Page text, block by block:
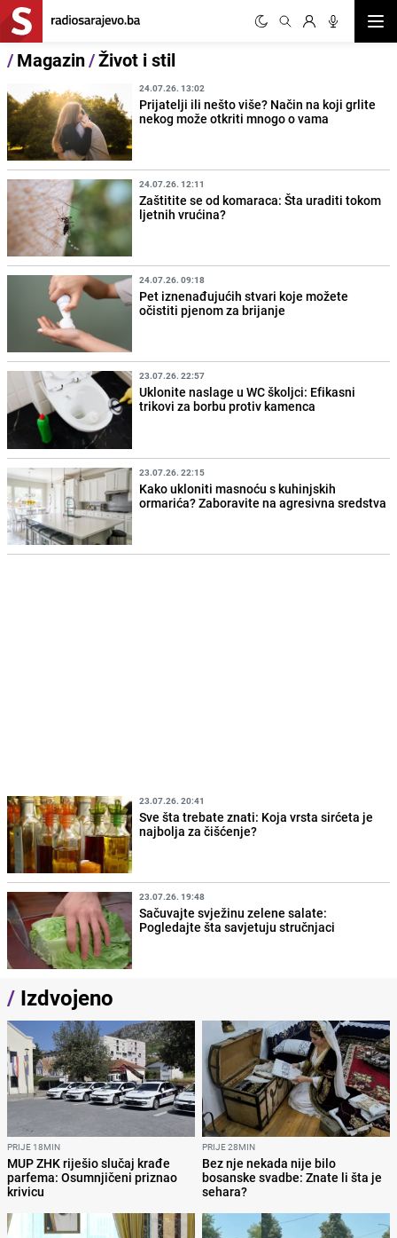
/Magazin/Život i stil
24.07.26. 13:02
Prijatelji ili nešto više? Način na koji grlite
nekog može otkriti mnogo o vama
24.07.26. 12:11
Zaštitite se od komaraca: Šta uraditi tokom
ljetnih vrućina?
24.07.26. 09:18
Pet iznenađujućih stvari koje možete
očistiti pjenom za brijanje
23.07.26. 22:57
Uklonite naslage u WC školjci: Efikasni
trikovi za borbu protiv kamenca
23.07.26. 22:15
Kako ukloniti masnoću s kuhinjskih
ormarića? Zaboravite na agresivna sredstva
23.07.26. 20:41
Sve šta trebate znati: Koja vrsta sirćeta je
najbolja za čišćenje?
23.07.26. 19:48
Sačuvajte svježinu zelene salate:
Pogledajte šta savjetuju stručnjaci
/ Izdvojeno
PRIJE 18MIN
MUP ZHK riješio slučaj krađe
parfema: Osumnjičeni priznao
krivicu
PRIJE 28MIN
Bez nje nekada nije bilo
bosanske svadbe: Znate li šta je
sehara?